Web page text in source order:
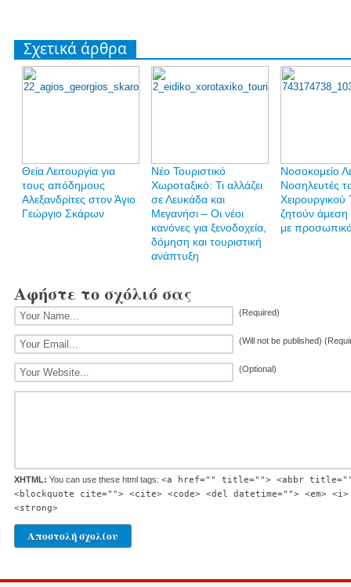
Σχετικά άρθρα
Θεία Λειτουργία για
τους απόδημους
Αλεξανδρίτες στον Άγιο
Γεώργιο Σκάρων
Νέο Τουριστικό
Χωροταξικό: Τι αλλάζει
σε Λευκάδα και
Μεγανήσι – Οι νέοι
κανόνες για ξενοδοχεία,
δόμηση και τουριστική
ανάπτυξη
Νοσοκομείο
Νοσηλευτές
Χειρουργικού
ζητούν άμεση
με
Αφήστε το σχόλιό σας
(Required)
(Will not be published)
(Optional)
XHTML: You can use these html tags: <a href="" title=""> <abbr
<blockquote cite=""> <cite> <code> <del datetime=""> <em>
<strong>